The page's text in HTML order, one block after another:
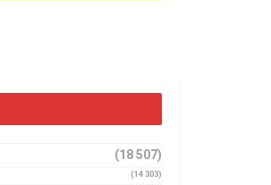
(18 507)
(14 303)